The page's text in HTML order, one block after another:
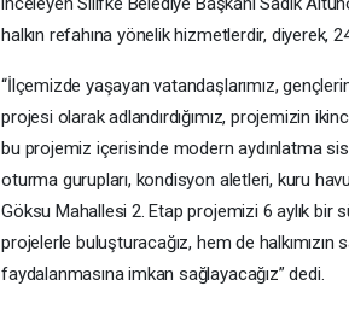
halkın refahına yönelik hizmetlerdir, diyerek,
“İlçemizde yaşayan vatandaşlarımız,
projesi olarak adlandırdığımız, projemizin
bu projemiz içerisinde modern aydınlatma
oturma gurupları, kondisyon aletleri, kuru
Göksu Mahallesi 2. Etap projemizi 6 aylık bir
projelerle buluşturacağız, hem de
faydalanmasına imkan sağlayacağız” dedi.